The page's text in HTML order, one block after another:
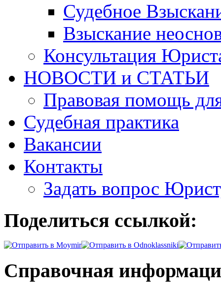
Судебное
Взыскание
Консультация
НОВОСТИ и СТАТЬИ
Правовая помощь
Судебная практика
Вакансии
Контакты
Задать вопрос
Поделиться ссылкой:
Справочная